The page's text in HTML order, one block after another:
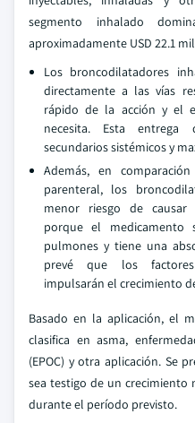
segmento inhalado
aproximadamente USD 22.1
Los broncodilatadores
directamente a las vías
rápido de la acción y el
necesita. Esta entrega
secundarios sistémicos y
Además, en
parenteral, los
menor riesgo de causar
porque el medicamento
pulmones y tiene una
prevé que los factores
impulsarán el crecimiento
Basado en la aplicación, el
clasifica en asma,
(EPOC) y otra aplicación. Se
sea testigo de un crecimiento
durante el período previsto.